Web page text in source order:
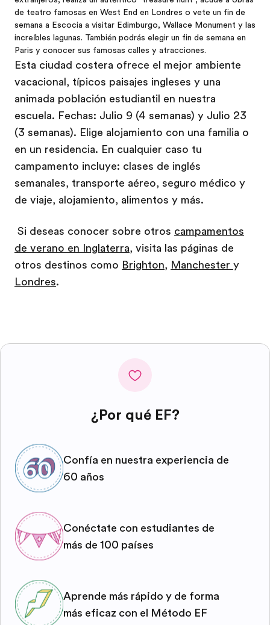
de teatro famosas en West End en Londres o vete un fin de
semana a Escocia a visitar Edimburgo, Wallace Monument y las
increíbles lagunas. También podrás elegir un fin de semana en
Paris y conocer sus famosas calles y atracciones.
Esta ciudad costera ofrece el mejor ambiente
vacacional, típicos paisajes ingleses y una
animada población estudiantil en nuestra
escuela. Fechas: Julio 9 (4 semanas) y Julio 23
(3 semanas). Elige alojamiento con una familia o
en un residencia. En cualquier caso tu
campamento incluye: clases de inglés
semanales, transporte aéreo, seguro médico y
de viaje, alojamiento, alimentos y más.
Si deseas conocer sobre otros campamentos
de verano en Inglaterra, visita las páginas de
otros destinos como Brighton, Manchester y
Londres.
¿Por qué EF?
Confía en nuestra experiencia de
60 años
Conéctate con estudiantes de
más de 100 países
Aprende más rápido y de forma
más eficaz con el Método EF